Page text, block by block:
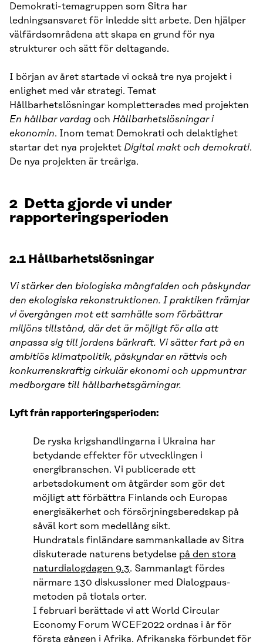
Demokrati-temagruppen som Sitra har
ledningsansvaret för inledde sitt arbete. Den hjälper
välfärdsområdena att skapa en grund för nya
strukturer och sätt för deltagande.
I början av året startade vi också tre nya projekt i
enlighet med vår strategi. Temat
Hållbarhetslösningar kompletterades med projekten
En hållbar vardag och Hållbarhetslösningar i
ekonomin. Inom temat Demokrati och delaktighet
startar det nya projektet Digital makt och demokrati.
De nya projekten är treåriga.
2 Detta gjorde vi under
rapporteringsperioden
2.1 Hållbarhetslösningar
Vi stärker den biologiska mångfalden och påskyndar
den ekologiska rekonstruktionen. I praktiken främjar
vi övergången mot ett samhälle som förbättrar
miljöns tillstånd, där det är möjligt för alla att
anpassa sig till jordens bärkraft. Vi sätter fart på en
ambitiös klimatpolitik, påskyndar en rättvis och
konkurrenskraftig cirkulär ekonomi och uppmuntrar
medborgare till hållbarhetsgärningar.
Lyft från rapporteringsperioden:
De ryska krigshandlingarna i Ukraina har
betydande effekter för utvecklingen i
energibranschen. Vi publicerade ett
arbetsdokument om åtgärder som gör det
möjligt att förbättra Finlands och Europas
energisäkerhet och försörjningsberedskap på
såväl kort som medellång sikt.
Hundratals finländare sammankallade av Sitra
diskuterade naturens betydelse på den stora
naturdialogdagen 9.3. Sammanlagt fördes
närmare 130 diskussioner med Dialogpaus-
metoden på tiotals orter.
I februari berättade vi att World Circular
Economy Forum WCEF2022 ordnas i år för
första gången i Afrika. Afrikanska förbundet för